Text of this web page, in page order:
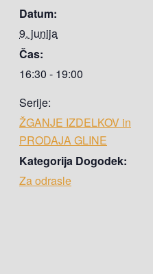
Datum:
9. junija
Čas:
16:30 - 19:00
Serije:
ŽGANJE IZDELKOV in
PRODAJA GLINE
Kategorija Dogodek:
Za odrasle